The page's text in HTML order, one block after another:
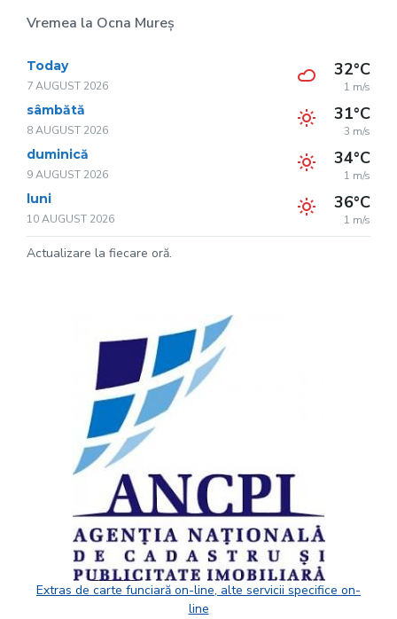
Vremea la Ocna Mureș
Today
7 AUGUST 2026
32°C
1 m/s
sâmbătă
8 AUGUST 2026
31°C
3 m/s
duminică
9 AUGUST 2026
34°C
1 m/s
luni
10 AUGUST 2026
36°C
1 m/s
Actualizare la fiecare oră.
Extras de carte funciară on-line, alte servicii specifice on-
line